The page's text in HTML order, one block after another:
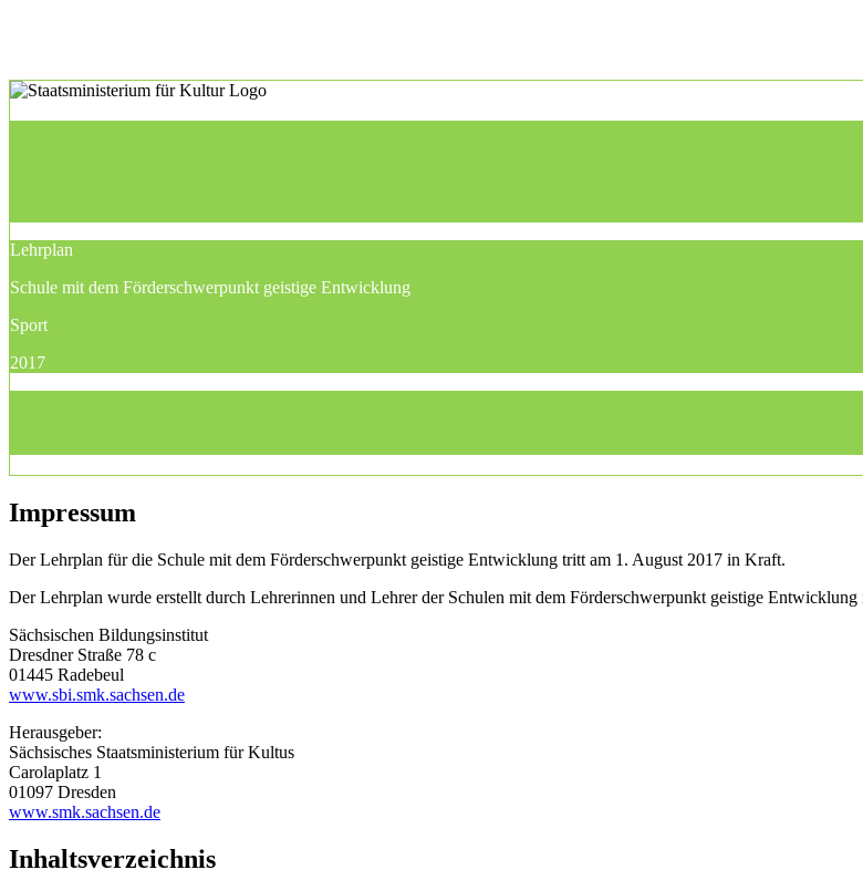
Lehrplan
Schule mit dem Förderschwerpunkt geistige Entwicklung
Sport
2017
Impressum
Der Lehrplan für die Schule mit dem Förderschwerpunkt geistige Entwicklung tritt am 1. August 2017 in Kraft.
Der Lehrplan wurde erstellt durch Lehrerinnen und Lehrer der Schulen mit dem Förderschwerpunkt geistige Entwicklung
Sächsischen Bildungsinstitut
Dresdner Straße 78 c
01445 Radebeul
www.sbi.smk.sachsen.de
Herausgeber:
Sächsisches Staatsministerium für Kultus
Carolaplatz 1
01097 Dresden
www.smk.sachsen.de
Inhaltsverzeichnis